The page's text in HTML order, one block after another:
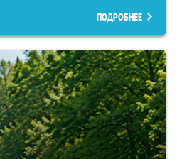
ПОДРОБНЕЕ